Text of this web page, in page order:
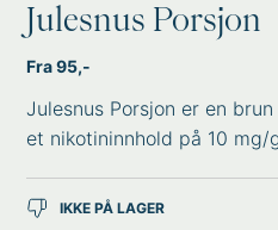
Julesnus Porsjon
Fra 95,-
Julesnus Porsjon er en
et nikotininnhold på 10 mg/
IKKE PÅ LAGER